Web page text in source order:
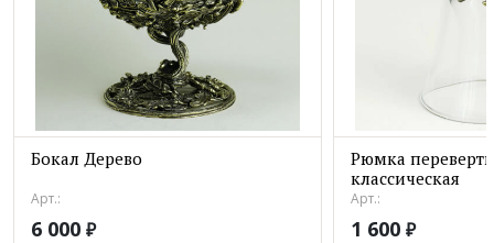
Бокал Дерево
Арт.:
6 000 ₽
Рюмка
классическая
Арт.:
1 600 ₽